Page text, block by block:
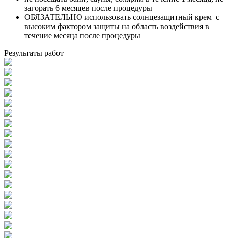
загорать 6 месяцев после процедуры
ОБЯЗАТЕЛЬНО использовать солнцезащитный крем с
высоким фактором защиты на область воздействия в
течение месяца после процедуры
Результаты работ